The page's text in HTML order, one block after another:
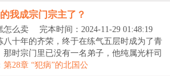
我成宗门宗主了？
怎么卖
完本时间：2024-11-29 01:48:19
八十年的齐荣，终于在练气五层时成为了青
那时宗门里已没有一名弟子，他纯属光杆司
第28章 “犯病”的北国公